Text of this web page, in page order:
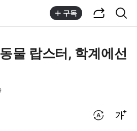
구독
물 랍스터, 학계에선